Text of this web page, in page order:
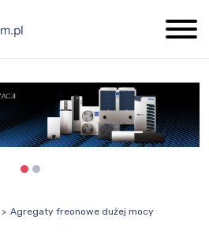
Agregaty freonowe dużej mocy